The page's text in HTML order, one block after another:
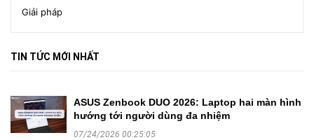
Giải pháp
TIN TỨC MỚI NHẤT
ASUS Zenbook DUO 2026: Laptop hai màn hình
hướng tới người dùng đa nhiệm
07/24/2026 00:25:05